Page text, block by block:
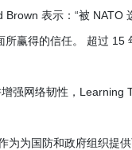
表示：“被
赢得的信任。 超过
强网络韧性，
为为国防和政府组织提